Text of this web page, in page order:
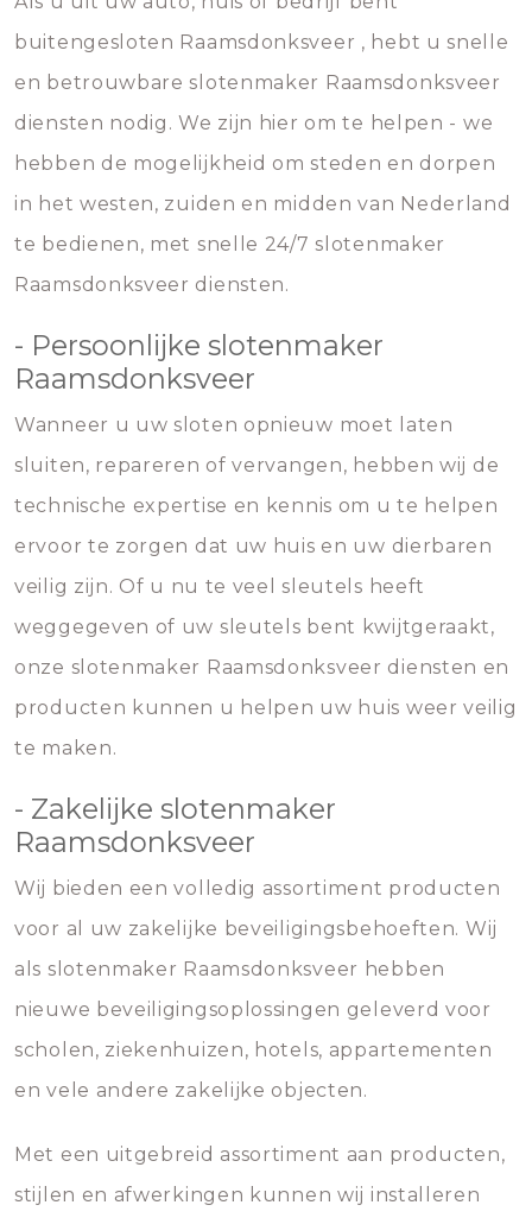
buitengesloten Raamsdonksveer , hebt u snelle
en betrouwbare slotenmaker Raamsdonksveer
diensten nodig. We zijn hier om te helpen - we
hebben de mogelijkheid om steden en dorpen
in het westen, zuiden en midden van Nederland
te bedienen, met snelle 24/7 slotenmaker
Raamsdonksveer diensten.
- Persoonlijke slotenmaker
Raamsdonksveer
Wanneer u uw sloten opnieuw moet laten
sluiten, repareren of vervangen, hebben wij de
technische expertise en kennis om u te helpen
ervoor te zorgen dat uw huis en uw dierbaren
veilig zijn. Of u nu te veel sleutels heeft
weggegeven of uw sleutels bent kwijtgeraakt,
onze slotenmaker Raamsdonksveer diensten en
producten kunnen u helpen uw huis weer veilig
te maken.
- Zakelijke slotenmaker
Raamsdonksveer
Wij bieden een volledig assortiment producten
voor al uw zakelijke beveiligingsbehoeften. Wij
als slotenmaker Raamsdonksveer hebben
nieuwe beveiligingsoplossingen geleverd voor
scholen, ziekenhuizen, hotels, appartementen
en vele andere zakelijke objecten.
Met een uitgebreid assortiment aan producten,
stijlen en afwerkingen kunnen wij installeren